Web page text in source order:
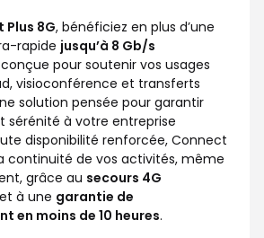
Plus 8G, bénéficiez en plus d’une
rapide jusqu’à 8 Gb/s
pour soutenir vos usages
visioconférence et transferts
solution pensée pour garantir
sérénité à votre entreprise
disponibilité renforcée, Connect
continuité de vos activités, même
grâce au secours 4G
à une garantie de
en moins de 10 heures.